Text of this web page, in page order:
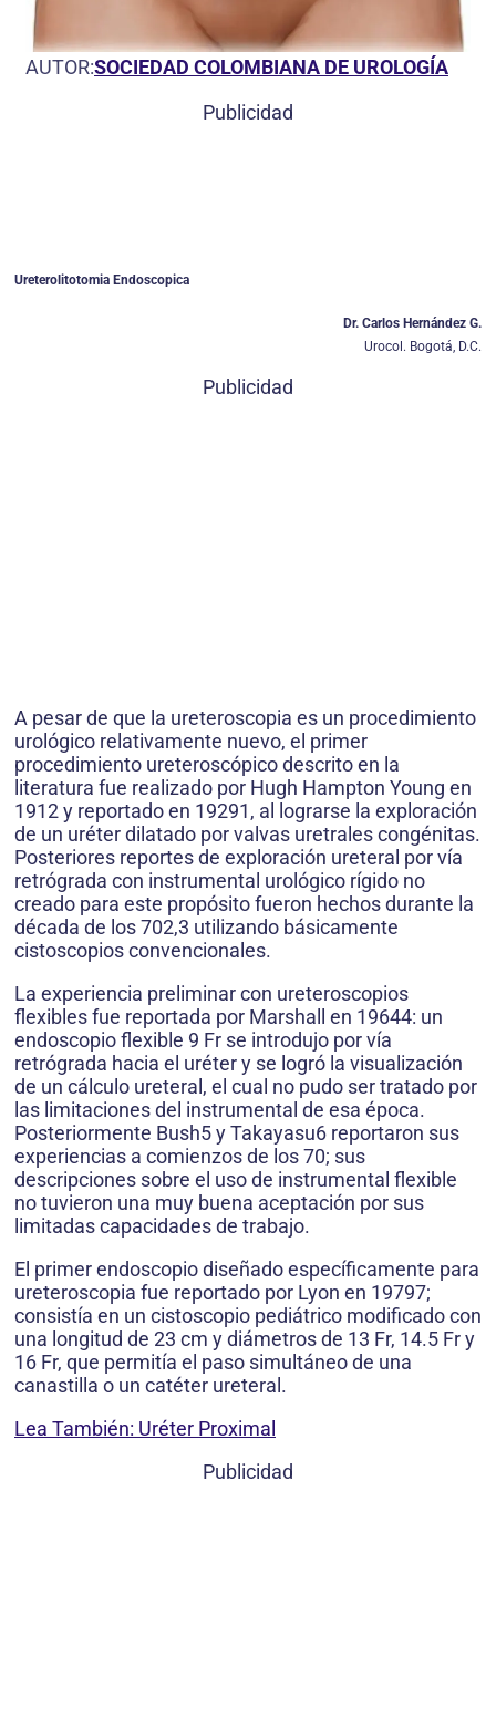
AUTOR:SOCIEDAD COLOMBIANA DE UROLOGÍA
Publicidad
Ureterolitotomia Endoscopica
Dr. Carlos Hernández G.
Urocol. Bogotá, D.C.
Publicidad
A pesar de que la ureteroscopia es un procedimiento
urológico relativamente nuevo, el primer
procedimiento ureteroscópico descrito en la
literatura fue realizado por Hugh Hampton Young en
1912 y reportado en 19291, al lograrse la exploración
de un uréter dilatado por valvas uretrales congénitas.
Posteriores reportes de exploración ureteral por vía
retrógrada con instrumental urológico rígido no
creado para este propósito fueron hechos durante la
década de los 702,3 utilizando básicamente
cistoscopios convencionales.
La experiencia preliminar con ureteroscopios
flexibles fue reportada por Marshall en 19644: un
endoscopio flexible 9 Fr se introdujo por vía
retrógrada hacia el uréter y se logró la visualización
de un cálculo ureteral, el cual no pudo ser tratado por
las limitaciones del instrumental de esa época.
Posteriormente Bush5 y Takayasu6 reportaron sus
experiencias a comienzos de los 70; sus
descripciones sobre el uso de instrumental flexible
no tuvieron una muy buena aceptación por sus
limitadas capacidades de trabajo.
El primer endoscopio diseñado específicamente para
ureteroscopia fue reportado por Lyon en 19797;
consistía en un cistoscopio pediátrico modificado con
una longitud de 23 cm y diámetros de 13 Fr, 14.5 Fr y
16 Fr, que permitía el paso simultáneo de una
canastilla o un catéter ureteral.
Lea También: Uréter Proximal
Publicidad